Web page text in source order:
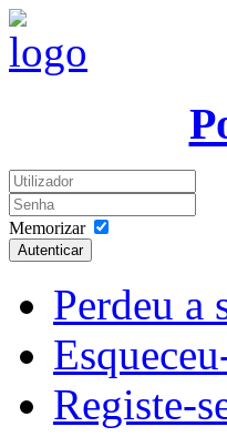
Memorizar
Autenticar
Perdeu a
Registe-